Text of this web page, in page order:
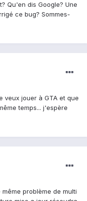
Qu'en dis Google? Une
ce bug? Sommes-
veux jouer à GTA et que
temps... j'espère
problème de multi